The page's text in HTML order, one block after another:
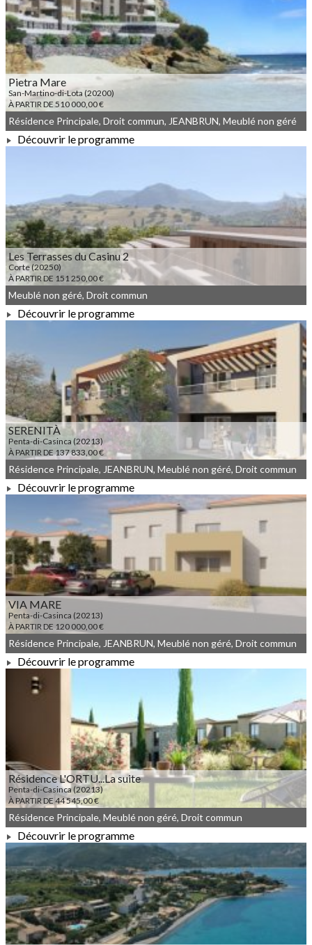
À PARTIR DE 215 000,00 €
Pietra Mare
San-Martino-di-Lota (20200)
À PARTIR DE 510 000,00 €
À PARTIR DE 510 000,00 €
Résidence Principale, Droit commun, JEANBRUN, Meublé non géré
Découvrir le programme
Les Terrasses du Casinu 2
Corte (20250)
À PARTIR DE 151 250,00 €
À PARTIR DE 151 250,00 €
Meublé non géré, Droit commun
Découvrir le programme
SERENITÀ
Penta-di-Casinca (20213)
À PARTIR DE 137 833,00 €
À PARTIR DE 137 833,00 €
Résidence Principale, JEANBRUN, Meublé non géré, Droit commun
Découvrir le programme
VIA MARE
Penta-di-Casinca (20213)
À PARTIR DE 120 000,00 €
À PARTIR DE 120 000,00 €
Résidence Principale, JEANBRUN, Meublé non géré, Droit commun
Découvrir le programme
Résidence L'ORTU...La suite
Penta-di-Casinca (20213)
À PARTIR DE 44 545,00 €
À PARTIR DE 44 545,00 €
Résidence Principale, Meublé non géré, Droit commun
Découvrir le programme